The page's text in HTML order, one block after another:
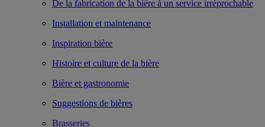
De la fabrication de la bière à un service irréprochable
Installation et maintenance
Inspiration bière
Histoire et culture de la bière
Bière et gastronomie
Suggestions de bières
Brasseries